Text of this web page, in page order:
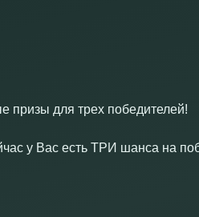
призы для трех победителей!
у Вас есть ТРИ шанса на